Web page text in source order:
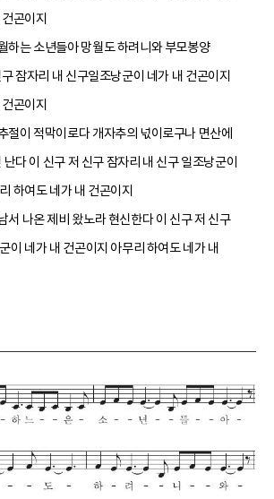
곤이지
하는 소년들아 망월도 하려니와 부모봉양
잠자리 내 신구일조낭군이 네가 내 건곤이지
곤이지
절이 적막이로다 개자추의 넋이로구나 면산에
다 이 신구 저 신구 잠자리 내 신구 일조낭군이
하여도 네가 내 건곤이지
서 나온 제비 왔노라 현신한다 이 신구 저 신구
이 네가 내 건곤이지 아무리 하여도 네가 내